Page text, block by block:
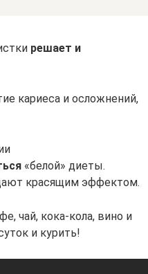
решает и
кариеса и осложнений,
«белой» диеты.
красящим эффектом.
чай, кока-кола, вино и
и курить!